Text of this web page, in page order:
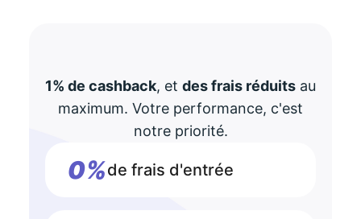
1% de cashback, et des frais réduits au
maximum. Votre performance, c'est
notre priorité.
0%de frais d'entrée